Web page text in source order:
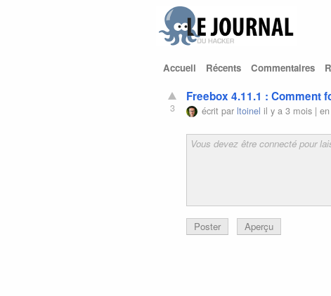
Accueil Récents Commentaires
3
Freebox 4.11.1 : Comment
écrit par ltoinel il y a 3 mois |
Poster Aperçu